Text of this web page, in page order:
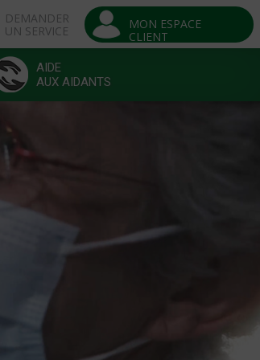
DEMANDER
UN SERVICE
MON ESPACE
CLIENT
AIDE
AUX AIDANTS